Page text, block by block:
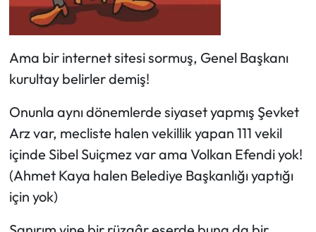
Ama bir internet sitesi sormuş, Genel Başkanı
kurultay belirler demiş!
Onunla aynı dönemlerde siyaset yapmış Şevket
Arz var, mecliste halen vekillik yapan 111 vekil
içinde Sibel Suiçmez var ama Volkan Efendi yok!
(Ahmet Kaya halen Belediye Başkanlığı yaptığı
için yok)